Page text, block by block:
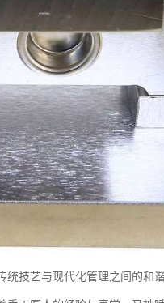
技艺与现代化管理之间的和谐